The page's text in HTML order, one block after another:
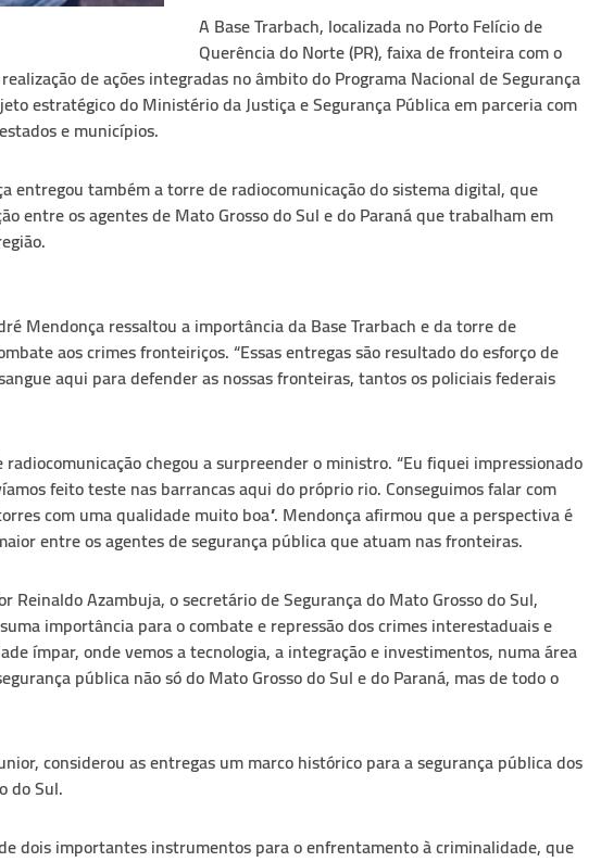
A Base Trarbach, localizada no Porto Felício de
Querência do Norte (PR), faixa de fronteira com o
de ações integradas no âmbito do Programa Nacional de Segurança
estratégico do Ministério da Justiça e Segurança Pública em parceria com
e municípios.
entregou também a torre de radiocomunicação do sistema digital, que
entre os agentes de Mato Grosso do Sul e do Paraná que trabalham em
Mendonça ressaltou a importância da Base Trarbach e da torre de
aos crimes fronteiriços. “Essas entregas são resultado do esforço de
aqui para defender as nossas fronteiras, tantos os policiais federais
chegou a surpreender o ministro. “Eu fiquei impressionado
feito teste nas barrancas aqui do próprio rio. Conseguimos falar com
com uma qualidade muito boa”. Mendonça afirmou que a perspectiva é
entre os agentes de segurança pública que atuam nas fronteiras.
Reinaldo Azambuja, o secretário de Segurança do Mato Grosso do Sul,
importância para o combate e repressão dos crimes interestaduais e
ímpar, onde vemos a tecnologia, a integração e investimentos, numa área
pública não só do Mato Grosso do Sul e do Paraná, mas de todo o
considerou as entregas um marco histórico para a segurança pública dos
do Sul.
dois importantes instrumentos para o enfrentamento à criminalidade, que